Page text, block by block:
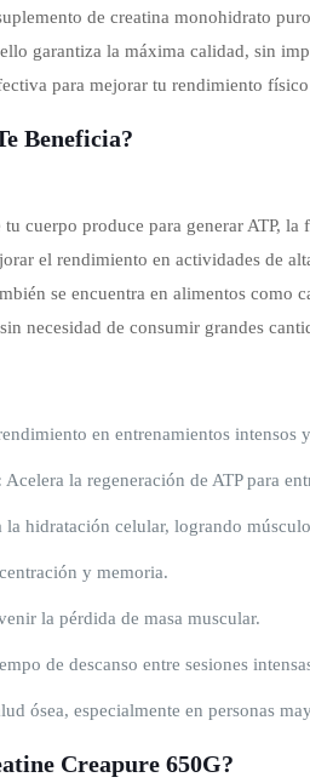
de creatina monohidrato
garantiza la máxima calidad, sin
para mejorar tu rendimiento
Beneficia?
cuerpo produce para generar ATP, la
el rendimiento en actividades de
se encuentra en alimentos como
necesidad de consumir grandes
en entrenamientos intensos
Acelera la regeneración de ATP para
la hidratación celular, logrando
y memoria.
la pérdida de masa muscular.
de descanso entre sesiones
ósea, especialmente en personas
Creapure 650G?